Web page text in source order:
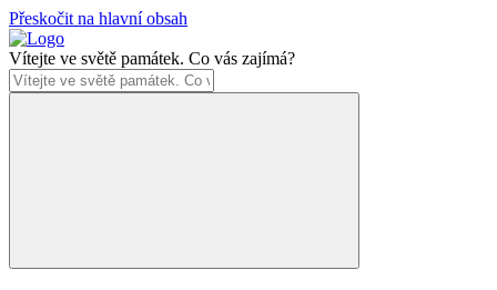
Přeskočit na hlavní obsah
Vítejte ve světě památek. Co vás zajímá?